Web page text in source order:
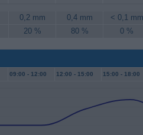
0,2 mm 0,4 mm
< 0,1 mm
20 % 80 % 0 %
09:00 - 12:00 12:00 - 15:00 15:00 - 18:00